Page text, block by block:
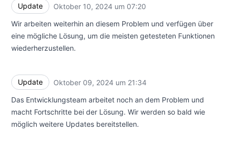
Update Oktober 10, 2024 um 07:20
Wir arbeiten weiterhin an diesem Problem und verfügen über
eine mögliche Lösung, um die meisten getesteten Funktionen
wiederherzustellen.
Update Oktober 09, 2024 um 21:34
Das Entwicklungsteam arbeitet noch an dem Problem und
macht Fortschritte bei der Lösung. Wir werden so bald wie
möglich weitere Updates bereitstellen.